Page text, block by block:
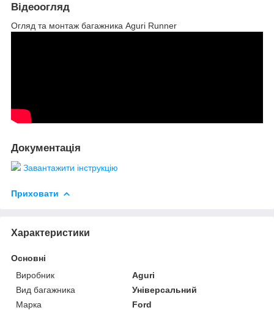
Відеоогляд
Огляд та монтаж багажника Aguri Runner
Документація
Завантажити інструкцію
Приховати
Характеристики
Основні
Виробник
Aguri
Вид багажника
Універсальний
Марка
Ford